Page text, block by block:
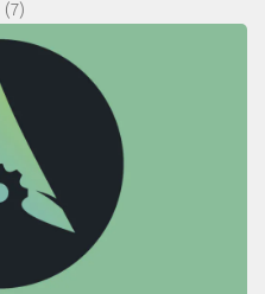
(7)